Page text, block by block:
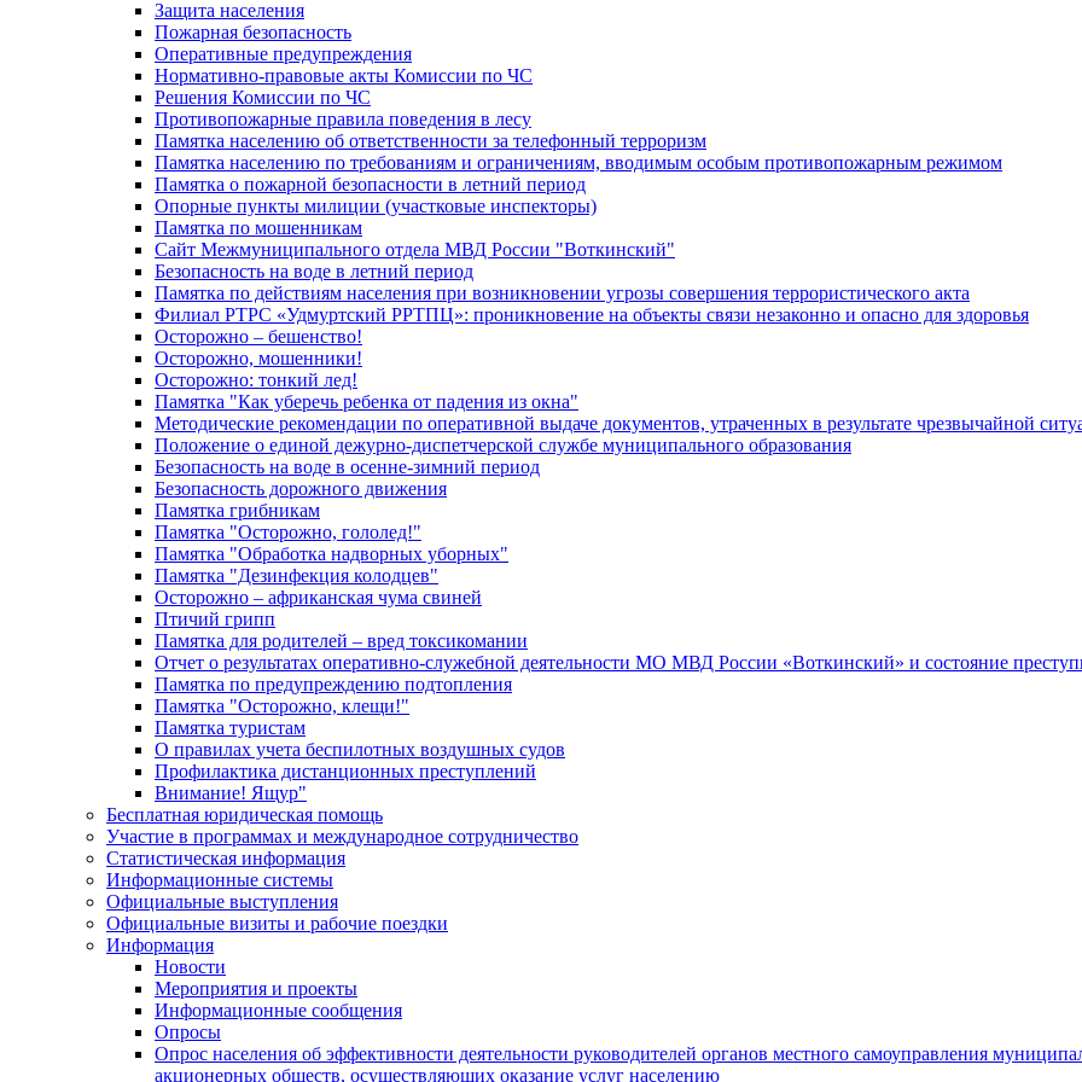
Защита населения
Пожарная безопасность
Оперативные предупреждения
Нормативно-правовые акты Комиссии по ЧС
Решения Комиссии по ЧС
Противопожарные правила поведения в лесу
Памятка населению об ответственности за телефонный терроризм
Памятка населению по требованиям и ограничениям, вводимым особым противопожарным режимом
Памятка о пожарной безопасности в летний период
Опорные пункты милиции (участковые инспекторы)
Памятка по мошенникам
Сайт Межмуниципального отдела МВД России "Воткинский"
Безопасность на воде в летний период
Памятка по действиям населения при возникновении угрозы совершения террористического акта
Филиал РТРС «Удмуртский РРТПЦ»: проникновение на объекты связи незаконно и опасно для здоровья
Осторожно – бешенство!
Осторожно, мошенники!
Осторожно: тонкий лед!
Памятка "Как уберечь ребенка от падения из окна"
Методические рекомендации по оперативной выдаче документов, утраченных в результате чрезвычайной
Положение о единой дежурно-диспетчерской службе муниципального образования
Безопасность на воде в осенне-зимний период
Безопасность дорожного движения
Памятка грибникам
Памятка "Осторожно, гололед!"
Памятка "Обработка надворных уборных"
Памятка "Дезинфекция колодцев"
Осторожно – африканская чума свиней
Птичий грипп
Памятка для родителей – вред токсикомании
Отчет о результатах оперативно-служебной деятельности МО МВД России «Воткинский» и состояние
Памятка по предупреждению подтопления
Памятка "Осторожно, клещи!"
Памятка туристам
О правилах учета беспилотных воздушных судов
Профилактика дистанционных преступлений
Внимание! Ящур"
Бесплатная юридическая помощь
Участие в программах и международное сотрудничество
Статистическая информация
Информационные системы
Официальные выступления
Официальные визиты и рабочие поездки
Информация
Новости
Мероприятия и проекты
Информационные сообщения
Опросы
Опрос населения об эффективности деятельности руководителей органов местного самоуправления
акционерных обществ, осуществляющих оказание услуг населению